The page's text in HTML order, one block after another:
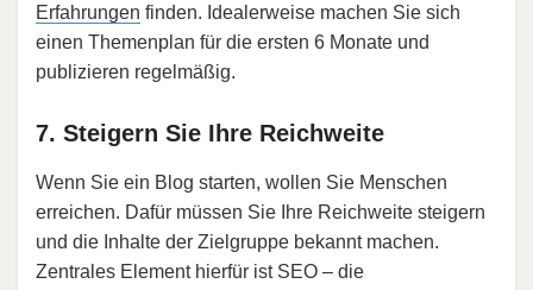
Erfahrungen finden. Idealerweise machen Sie sich
einen Themenplan für die ersten 6 Monate und
publizieren regelmäßig.
7. Steigern Sie Ihre Reichweite
Wenn Sie ein Blog starten, wollen Sie Menschen
erreichen. Dafür müssen Sie Ihre Reichweite steigern
und die Inhalte der Zielgruppe bekannt machen.
Zentrales Element hierfür ist SEO – die